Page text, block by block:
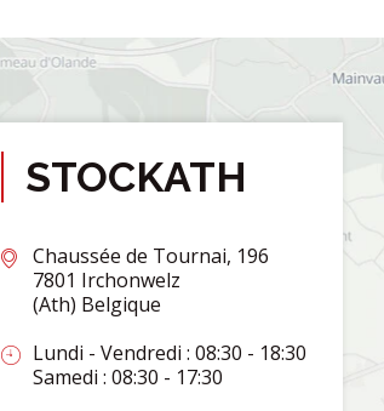
STOCKATH
Chaussée de Tournai, 196
7801 Irchonwelz
(Ath) Belgique
Lundi - Vendredi : 08:30 - 18:30
Samedi : 08:30 - 17:30